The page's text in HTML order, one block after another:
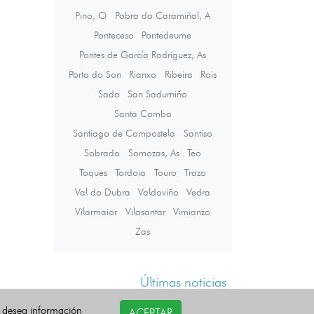
Pino, O
Pobra do Caramiñal, A
Ponteceso
Pontedeume
Pontes de García Rodríguez, As
Porto do Son
Rianxo Ribeira
Rois
Sada
San Sadurniño
Santa Comba
Santiago de Compostela
Santiso
Sobrado
Somozas, As
Teo
Toques
Tordoia Touro
Trazo
Val do Dubra
Valdoviño
Vedra
Vilarmaior
Vilasantar
Vimianzo
Zas
Últimas noticias
información